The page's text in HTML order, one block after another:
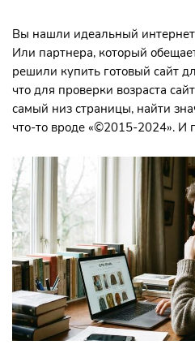
Вы нашли идеальный
Или партнера, который
решили купить готовый сайт
что для проверки возраста
самый низ страницы, найти
что-то вроде «©2015-2024». И